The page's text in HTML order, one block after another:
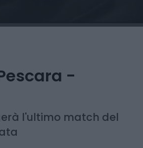
-
l'ultimo match del